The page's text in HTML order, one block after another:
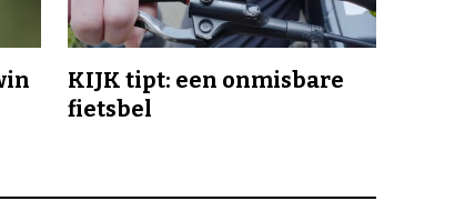
KIJK tipt: een onmisbare
fietsbel